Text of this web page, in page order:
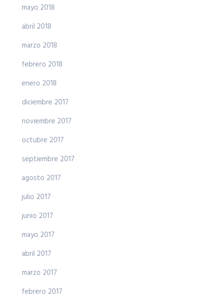
mayo 2018
abril 2018
marzo 2018
febrero 2018
enero 2018
diciembre 2017
noviembre 2017
octubre 2017
septiembre 2017
agosto 2017
julio 2017
junio 2017
mayo 2017
abril 2017
marzo 2017
febrero 2017